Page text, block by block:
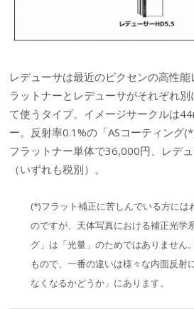
レデューサは最近のビクセンの高性
ラットナーとレデューサがそれぞれ
て使うタイプ。イメージサークルは
ー。反射率0.1%の「ASコーティング
フラットナー単体で36,000円、レデ
（いずれも税別）。
(*)フラット補正に苦しんでいる方には
のですが、天体写真における補正光学
グ」は「光量」のためではありません
もので、一番の違いは様々な内面反射
なくなるかどうか」にあります。